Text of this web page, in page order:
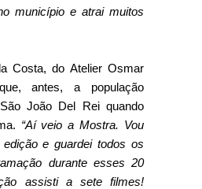
município e atrai muitos
Costa, do Atelier Osmar
antes, a população
João Del Rei quando
“Aí veio a Mostra. Vou
e guardei todos os
durante esses 20
assisti a sete filmes!